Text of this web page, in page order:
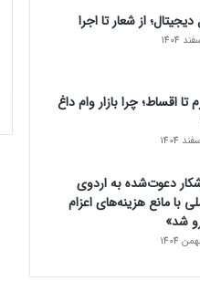
از شعار تا اجرا
تا اقساط؛ چرا بازار وام داغ
دعوت‌شده به اردوی
با مانع هزینه‌های اعزام
شد»